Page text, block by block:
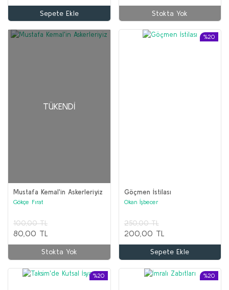
Sepete Ekle Stokta Yok
TÜKENDI
Mustafa Kemal'in Askerleriyiz
Gökçe Fırat
100,00 TL
80,00 TL
Stokta Yok
%20
Göçmen İstilası
Okan İşbecer
250,00 TL
200,00 TL
Sepete Ekle
%20 %20